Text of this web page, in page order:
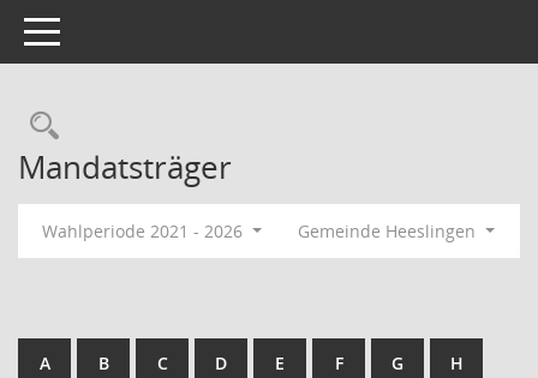
Toggle navigation
Rechercheauswahl
Mandatsträger
Wahlperiode 2021 - 2026 Gemeinde Heeslingen
A B C D E F G H